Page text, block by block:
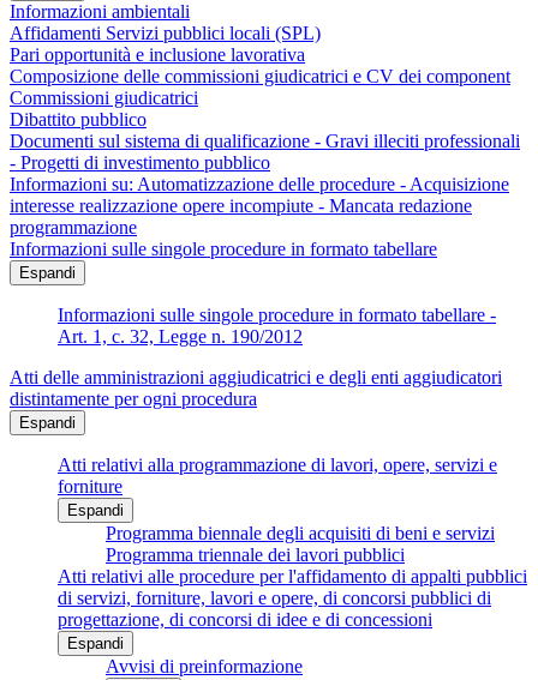
Informazioni ambientali
Affidamenti Servizi pubblici locali (SPL)
Pari opportunità e inclusione lavorativa
Composizione delle commissioni giudicatrici e CV dei component
Commissioni giudicatrici
Dibattito pubblico
Documenti sul sistema di qualificazione - Gravi illeciti professionali
- Progetti di investimento pubblico
Informazioni su: Automatizzazione delle procedure - Acquisizione
interesse realizzazione opere incompiute - Mancata redazione
programmazione
Informazioni sulle singole procedure in formato tabellare
Espandi
Informazioni sulle singole procedure in formato tabellare -
Art. 1, c. 32, Legge n. 190/2012
Atti delle amministrazioni aggiudicatrici e degli enti aggiudicatori
distintamente per ogni procedura
Espandi
Atti relativi alla programmazione di lavori, opere, servizi e
forniture
Espandi
Programma biennale degli acquisiti di beni e servizi
Programma triennale dei lavori pubblici
Atti relativi alle procedure per l'affidamento di appalti pubblici
di servizi, forniture, lavori e opere, di concorsi pubblici di
progettazione, di concorsi di idee e di concessioni
Espandi
Avvisi di preinformazione